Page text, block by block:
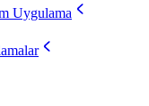
Uygulama